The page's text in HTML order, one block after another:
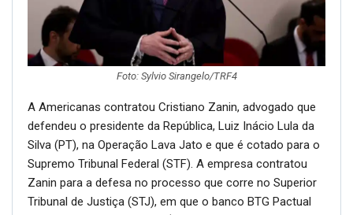
Foto: Sylvio Sirangelo/TRF4
A Americanas contratou Cristiano Zanin, advogado que
defendeu o presidente da República, Luiz Inácio Lula da
Silva (PT), na Operação Lava Jato e que é cotado para o
Supremo Tribunal Federal (STF). A empresa contratou
Zanin para a defesa no processo que corre no Superior
Tribunal de Justiça (STJ), em que o banco BTG Pactual